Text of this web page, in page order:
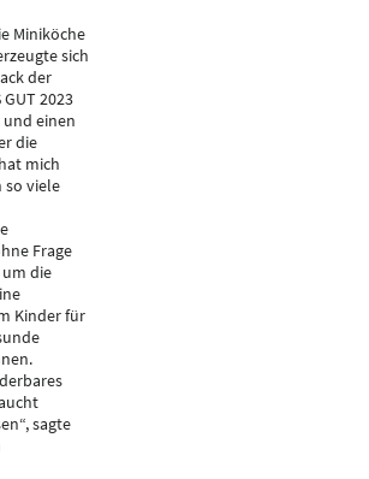
Miniköche
sich
der
2023
einen
die
mich
so viele
Frage
die
Kinder für
sagte